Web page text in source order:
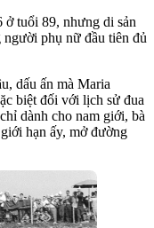
ở tuổi 89, nhưng di sản
phụ nữ đầu tiên đủ
dấu ấn mà Maria
biệt đối với lịch sử đua
dành cho nam giới, bà
hạn ấy, mở đường